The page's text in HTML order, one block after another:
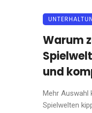
Warum
und
Mehr Auswahl
Spielwelten